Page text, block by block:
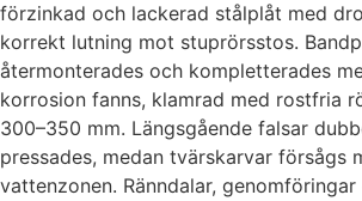
förzinkad och lackerad stålplåt med
korrekt lutning mot stuprörsstos.
återmonterades och kompletterades
korrosion fanns, klamrad med rostfria
300–350 mm. Längsgående falsar
pressades, medan tvärskarvar försågs
vattenzonen. Ränndalar,